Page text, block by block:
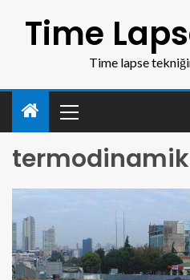
Time
Time lapse
termodinamik